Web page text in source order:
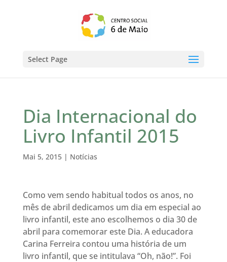
Select Page
Dia Internacional do
Livro Infantil 2015
Mai 5, 2015| Notícias
Como vem sendo habitual todos os anos, no
mês de abril dedicamos um dia em especial ao
livro infantil, este ano escolhemos o dia 30 de
abril para comemorar este Dia. A educadora
Carina Ferreira contou uma história de um
livro infantil, que se intitulava “Oh, não!”. Foi